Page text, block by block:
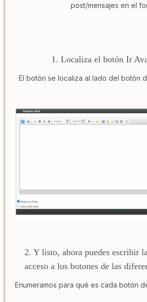
post/mensajes en el
1. Localiza el botón Ir
El botón se localiza al lado del botón
2. Y listo, ahora puedes escribir
acceso a los botones de las
Enumeramos para qué es cada botón